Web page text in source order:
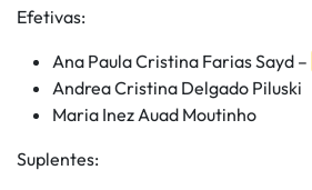
Efetivas:
Ana Paula Cristina Farias Sayd –
Andrea Cristina Delgado Piluski
Maria Inez Auad Moutinho
Suplentes: